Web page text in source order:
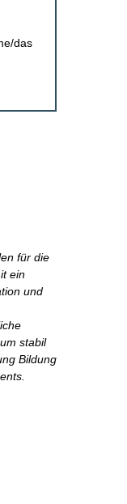
das
für die
ein
und
stabil
Bildung